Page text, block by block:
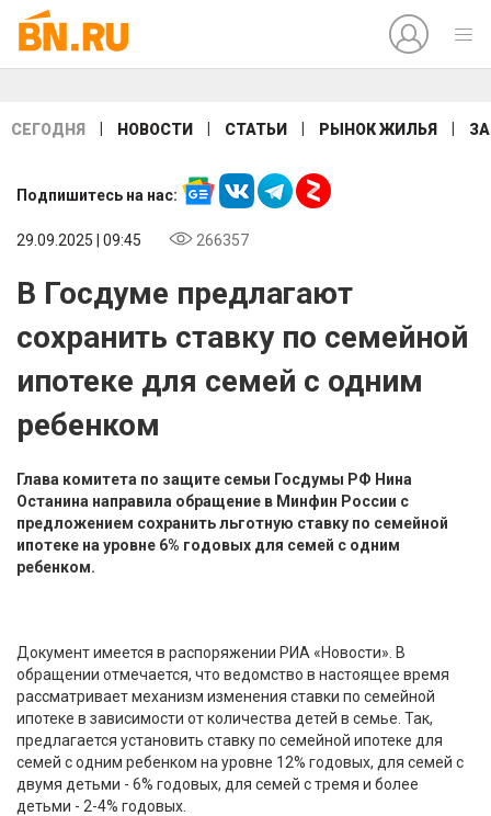
СЕГОДНЯ НОВОСТИ СТАТЬИ РЫНОК ЖИЛЬЯ
Подпишитесь на нас:
29.09.2025 | 09:45 266357
В Госдуме предлагают
сохранить ставку по семейной
ипотеке для семей с одним
ребенком
Глава комитета по защите семьи Госдумы РФ Нина
Останина направила обращение в Минфин России с
предложением сохранить льготную ставку по семейной
ипотеке на уровне 6% годовых для семей с одним
ребенком.
Документ имеется в распоряжении РИА «Новости». В
обращении отмечается, что ведомство в настоящее время
рассматривает механизм изменения ставки по семейной
ипотеке в зависимости от количества детей в семье. Так,
предлагается установить ставку по семейной ипотеке для
семей с одним ребенком на уровне 12% годовых, для семей с
двумя детьми - 6% годовых, для семей с тремя и более
детьми - 2-4% годовых.